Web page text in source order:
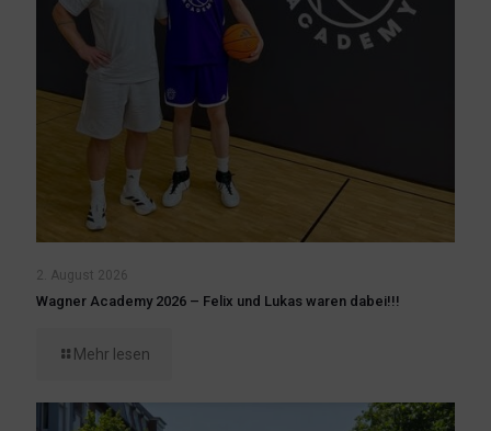
2. August 2026
Wagner Academy 2026 – Felix und Lukas waren dabei!!!
Mehr lesen